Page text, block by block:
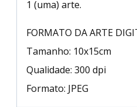
1 (uma) arte.
FORMATO DA ARTE
Tamanho: 10x15cm
Qualidade: 300 dpi
Formato: JPEG